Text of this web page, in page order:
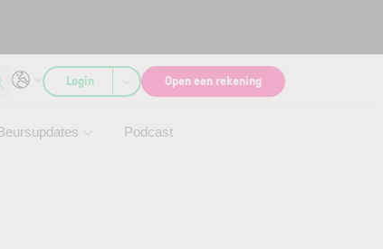
Podcast
Login Open een rekening